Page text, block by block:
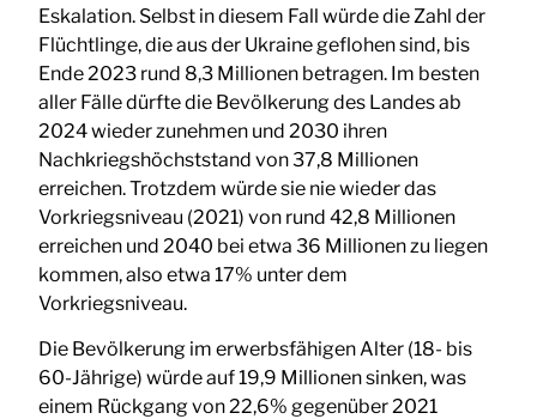
Eskalation. Selbst in diesem Fall würde die Zahl der
Flüchtlinge, die aus der Ukraine geflohen sind, bis
Ende 2023 rund 8,3 Millionen betragen. Im besten
aller Fälle dürfte die Bevölkerung des Landes ab
2024 wieder zunehmen und 2030 ihren
Nachkriegshöchststand von 37,8 Millionen
erreichen. Trotzdem würde sie nie wieder das
Vorkriegsniveau (2021) von rund 42,8 Millionen
erreichen und 2040 bei etwa 36 Millionen zu liegen
kommen, also etwa 17% unter dem
Vorkriegsniveau.
Die Bevölkerung im erwerbsfähigen Alter (18- bis
60-Jährige) würde auf 19,9 Millionen sinken, was
einem Rückgang von 22,6% gegenüber 2021